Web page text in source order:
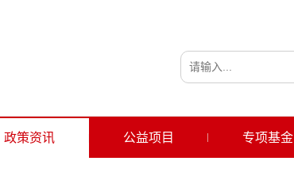
政策资讯 公益项目 专项基金